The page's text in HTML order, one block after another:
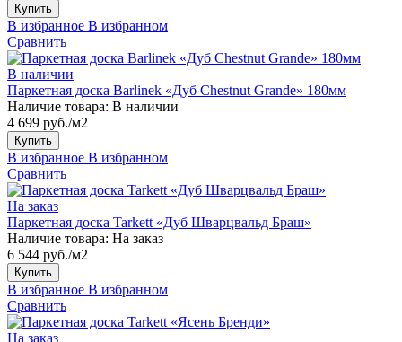
Купить
В избранное В избранном
Сравнить
В наличии
Паркетная доска Barlinek «Дуб Chestnut Grande» 180мм
Наличие товара: В наличии
4 699 руб./м2
Купить
В избранное В избранном
Сравнить
На заказ
Паркетная доска Tarkett «Дуб Шварцвальд Браш»
Наличие товара: На заказ
6 544 руб./м2
Купить
В избранное В избранном
Сравнить
На заказ